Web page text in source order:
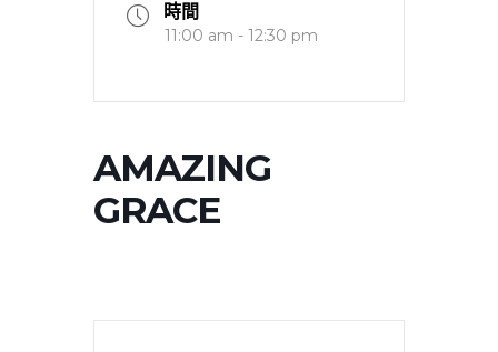
時間
11:00 am - 12:30 pm
AMAZING
GRACE